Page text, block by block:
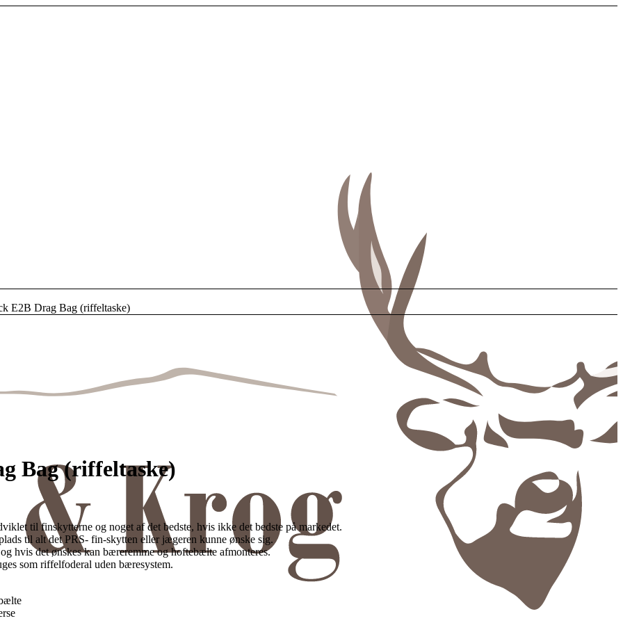
E2B Drag Bag (riffeltaske)
Bag (riffeltaske)
til finskytterne og noget af det bedste, hvis ikke det bedste på markedet.
til alt det PRS- fin-skytten eller jægeren kunne ønske sig.
hvis det ønskes kan bæreremme og hoftebælte afmonteres.
som riffelfoderal uden bæresystem.